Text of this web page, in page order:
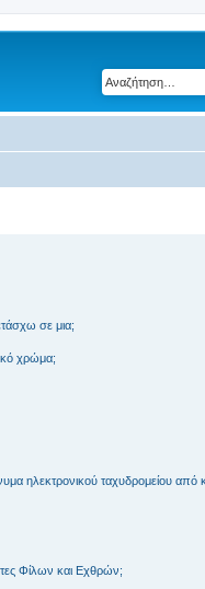
σε μια;
χρώμα;
ηλεκτρονικού ταχυδρομείου από
Φίλων και Εχθρών;